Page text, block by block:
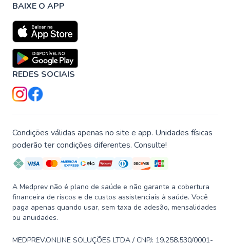
BAIXE O APP
REDES SOCIAIS
Condições válidas apenas no site e app. Unidades físicas
poderão ter condições diferentes. Consulte!
A Medprev não é plano de saúde e não garante a cobertura
financeira de riscos e de custos assistenciais à saúde. Você
paga apenas quando usar, sem taxa de adesão, mensalidades
ou anuidades.
MEDPREV.ONLINE SOLUÇÕES LTDA / CNPJ: 19.258.530/0001-